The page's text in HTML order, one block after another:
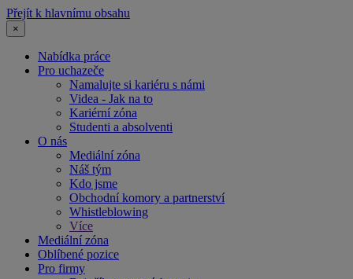
Přejít k hlavnímu obsahu
×
Nabídka práce
Pro uchazeče
Namalujte si kariéru s námi
Videa - Jak na to
Kariérní zóna
Studenti a absolventi
O nás
Mediální zóna
Náš tým
Kdo jsme
Obchodní komory a partnerství
Whistleblowing
Více
Mediální zóna
Oblíbené pozice
Pro firmy